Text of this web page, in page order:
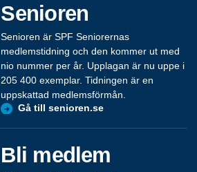
Senioren
Senioren är SPF Seniorernas
medlemstidning och den kommer ut med
nio nummer per år. Upplagan är nu uppe i
205 400 exemplar. Tidningen är en
uppskattad medlemsförmån.
Gå till senioren.se
Bli medlem